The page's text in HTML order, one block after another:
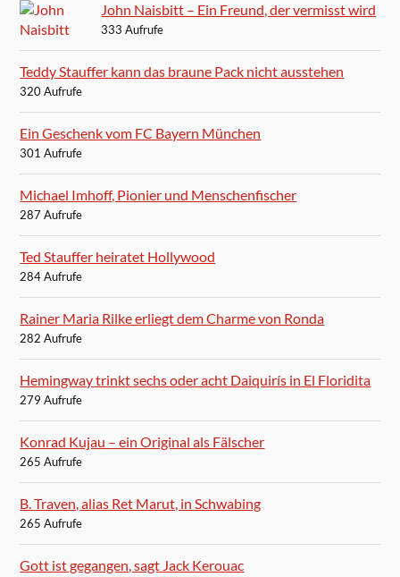
John Naisbitt – Ein Freund, der vermisst wird
333 Aufrufe
Teddy Stauffer kann das braune Pack nicht ausstehen
320 Aufrufe
Ein Geschenk vom FC Bayern München
301 Aufrufe
Michael Imhoff, Pionier und Menschenfischer
287 Aufrufe
Ted Stauffer heiratet Hollywood
284 Aufrufe
Rainer Maria Rilke erliegt dem Charme von Ronda
282 Aufrufe
Hemingway trinkt sechs oder acht Daiquirís in El Floridita
279 Aufrufe
Konrad Kujau – ein Original als Fälscher
265 Aufrufe
B. Traven, alias Ret Marut, in Schwabing
265 Aufrufe
Gott ist gegangen, sagt Jack Kerouac